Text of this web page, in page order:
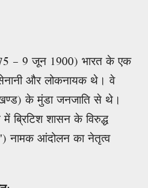
– 9 जून 1900) भारत के एक
और लोकनायक थे। वे
के मुंडा जनजाति से थे।
ब्रिटिश शासन के विरुद्ध
नामक आंदोलन का नेतृत्व